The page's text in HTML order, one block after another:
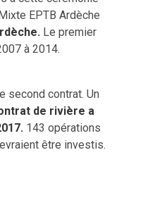
EPTB Ardèche
Le premier
à 2014.
second contrat. Un
de rivière a
143 opérations
être investis.